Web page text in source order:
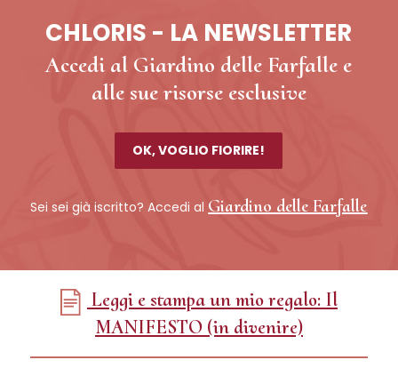
CHLORIS - LA NEWSLETTER
Accedi al Giardino delle Farfalle e
alle sue risorse esclusive
OK, VOGLIO FIORIRE!
Sei sei già iscritto? Accedi al Giardino delle Farfalle
Leggi e stampa un mio regalo: Il
MANIFESTO (in divenire)